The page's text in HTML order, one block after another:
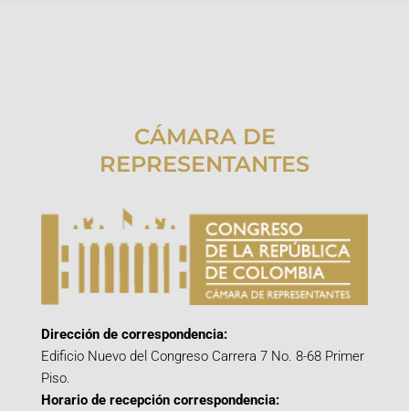
CÁMARA DE
REPRESENTANTES
Dirección de correspondencia:
Edificio Nuevo del Congreso Carrera 7 No. 8-68 Primer
Piso.
Horario de recepción correspondencia: